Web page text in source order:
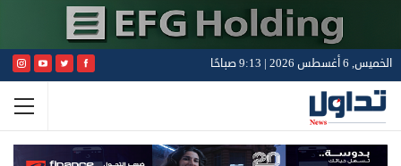
الخميس, 6 أغسطس 2026 | 9:13 صباحًا